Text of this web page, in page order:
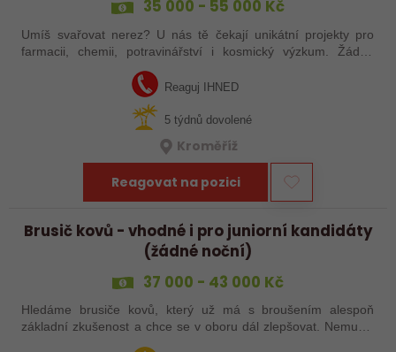
35 000 - 55 000 Kč
Umíš svařovat nerez? U nás tě čekají unikátní projekty pro
farmacii, chemii, potravinářství i kosmický výzkum. Žádná
rutina, ale precizní práce, která má smysl.
Reaguj IHNED
5 týdnů dovolené
Kroměříž
Reagovat na pozici
Brusič kovů - vhodné i pro juniorní kandidáty
(žádné noční)
37 000 - 43 000 Kč
Hledáme brusiče kovů, který už má s broušením alespoň
základní zkušenost a chce se v oboru dál zlepšovat. Nemusíš